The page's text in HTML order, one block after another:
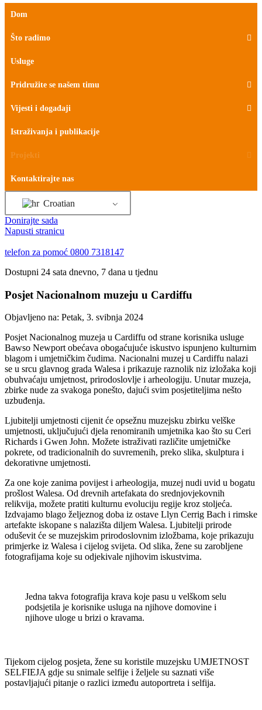
Dom
Što radimo
Usluge
Pridružite se našem timu
Vijesti i događaji
Istraživanja i publikacije
Projekti
Kontaktirajte nas
Croatian
Donirajte sada
Napusti stranicu
telefon za pomoć 0800 7318147
Dostupni 24 sata dnevno, 7 dana u tjednu
Posjet Nacionalnom muzeju u Cardiffu
Objavljeno na: Petak, 3. svibnja 2024
Posjet Nacionalnog muzeja u Cardiffu od strane korisnika usluge
Bawso Newport obećava obogaćujuće iskustvo ispunjeno kulturnim
blagom i umjetničkim čudima. Nacionalni muzej u Cardiffu nalazi
se u srcu glavnog grada Walesa i prikazuje raznolik niz izložaka koji
obuhvaćaju umjetnost, prirodoslovlje i arheologiju. Unutar muzeja,
zbirke nude za svakoga ponešto, dajući svim posjetiteljima nešto
uzbuđenja.
Ljubitelji umjetnosti cijenit će opsežnu muzejsku zbirku velške
umjetnosti, uključujući djela renomiranih umjetnika kao što su Ceri
Richards i Gwen John. Možete istraživati različite umjetničke
pokrete, od tradicionalnih do suvremenih, preko slika, skulptura i
dekorativne umjetnosti.
Za one koje zanima povijest i arheologija, muzej nudi uvid u bogatu
prošlost Walesa. Od drevnih artefakata do srednjovjekovnih
relikvija, možete pratiti kulturnu evoluciju regije kroz stoljeća.
Izdvajamo blago željeznog doba iz ostave Llyn Cerrig Bach i rimske
artefakte iskopane s nalazišta diljem Walesa. Ljubitelji prirode
oduševit će se muzejskim prirodoslovnim izložbama, koje prikazuju
primjerke iz Walesa i cijelog svijeta. Od slika, žene su zarobljene
fotografijama koje su odjekivale njihovim iskustvima.
Jedna takva fotografija krava koje pasu u velškom selu
podsjetila je korisnike usluga na njihove domovine i
njihove uloge u brizi o kravama.
Tijekom cijelog posjeta, žene su koristile muzejsku UMJETNOST
SELFIEJA gdje su snimale selfije i željele su saznati više
postavljajući pitanje o razlici između autoportreta i selfija.